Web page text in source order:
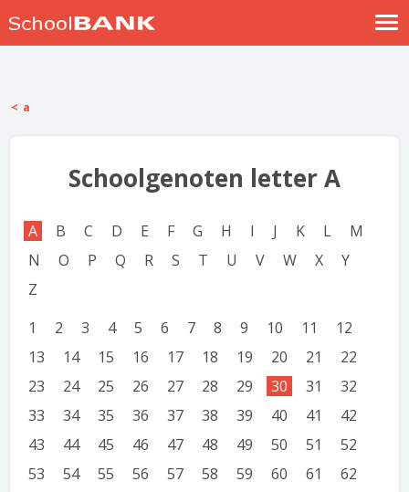
Help
a
Schoolgenoten letter A
A B C D E F G H I J K L
M
N
O P Q R S T U V W X
Y
Z
1
2 3 4 5 6 7 8 9 10 11
12
13
14 15 16 17 18 19 20 21
22
23
24 25 26 27 28 29 30 31
32
33
34 35 36 37 38 39 40 41
42
43
44 45 46 47 48 49 50 51
52
53
54 55 56 57 58 59 60 61
62